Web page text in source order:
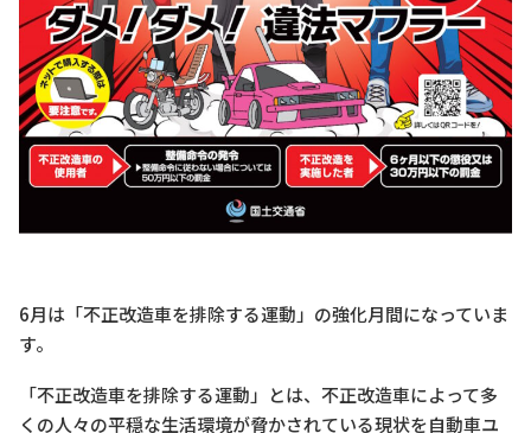
6月は「不正改造車を排除する運動」の強化月間になっていま
す。
「不正改造車を排除する運動」とは、不正改造車によって多
くの人々の平穏な生活環境が脅かされている現状を自動車ユ